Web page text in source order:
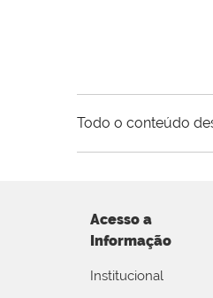
Todo o conteúdo
Acesso a
Informação
Institucional